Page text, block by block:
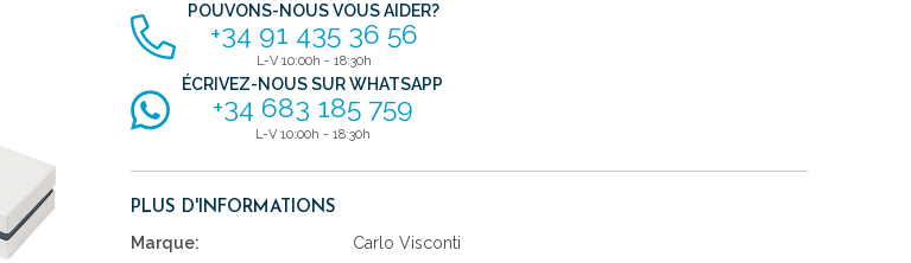
POUVONS-NOUS VOUS AIDER?
+34 91 435 36 56
L-V 10:00h - 18:30h
ÉCRIVEZ-NOUS SUR WHATSAPP
+34 683 185 759
L-V 10:00h - 18:30h
PLUS D'INFORMATIONS
Marque:
Carlo Visconti